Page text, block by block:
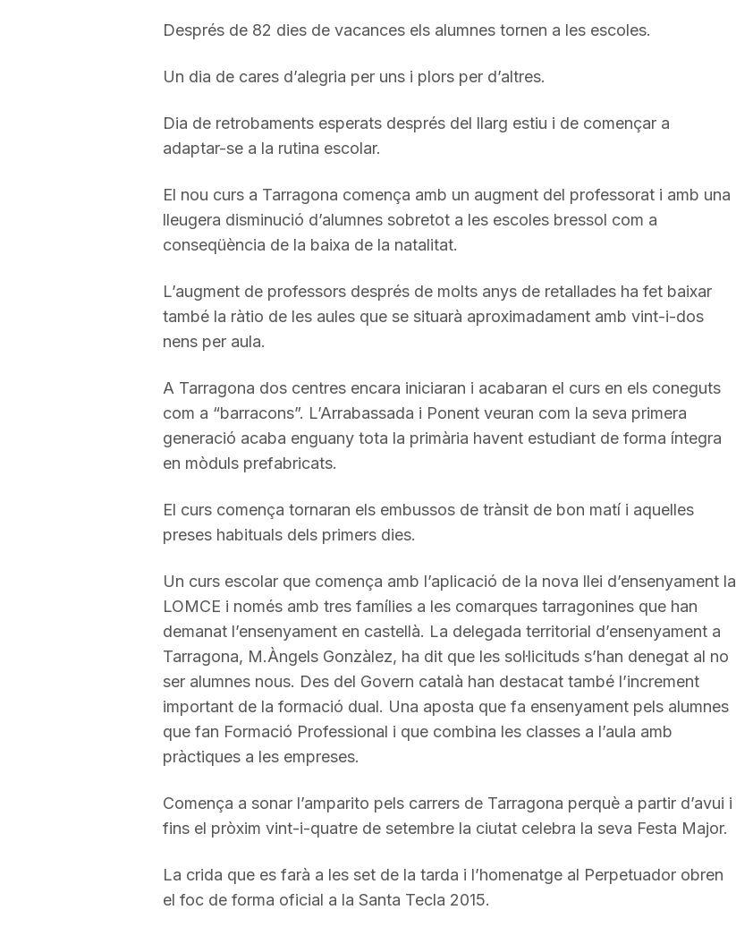
a
r
r
a
o
Després de 82 dies de vacances els alumnes tornen a les escoles.
Un dia de cares d’alegria per uns i plors per d’altres.
Dia de retrobaments esperats després del llarg estiu i de començar a
adaptar-se a la rutina escolar.
El nou curs a Tarragona comença amb un augment del professorat i amb una
lleugera disminució d’alumnes sobretot a les escoles bressol com a
conseqüència de la baixa de la natalitat.
L’augment de professors després de molts anys de retallades ha fet baixar
també la ràtio de les aules que se situarà aproximadament amb vint-i-dos
nens per aula.
A Tarragona dos centres encara iniciaran i acabaran el curs en els coneguts
com a “barracons”. L’Arrabassada i Ponent veuran com la seva primera
generació acaba enguany tota la primària havent estudiant de forma íntegra
en mòduls prefabricats.
El curs comença tornaran els embussos de trànsit de bon matí i aquelles
preses habituals dels primers dies.
Un curs escolar que comença amb l’aplicació de la nova llei d’ensenyament la
LOMCE i només amb tres famílies a les comarques tarragonines que han
demanat l’ensenyament en castellà. La delegada territorial d’ensenyament a
Tarragona, M.Àngels Gonzàlez, ha dit que les sol·licituds s’han denegat al no
ser alumnes nous. Des del Govern català han destacat també l’increment
important de la formació dual. Una aposta que fa ensenyament pels alumnes
que fan Formació Professional i que combina les classes a l’aula amb
pràctiques a les empreses.
Comença a sonar l’amparito pels carrers de Tarragona perquè a partir d’avui i
fins el pròxim vint-i-quatre de setembre la ciutat celebra la seva Festa Major.
La crida que es farà a les set de la tarda i l’homenatge al Perpetuador obren
el foc de forma oficial a la Santa Tecla 2015.